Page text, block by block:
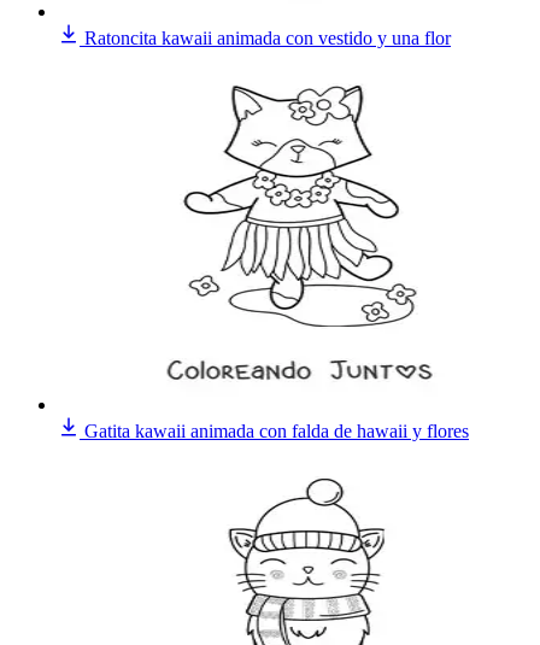
Ratoncita kawaii animada con vestido y una flor
Gatita kawaii animada con falda de hawaii y flores